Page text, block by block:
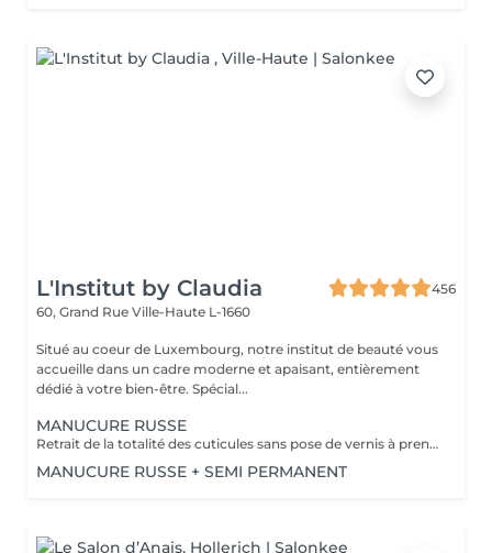
L'Institut by Claudia
456
60, Grand Rue Ville-Haute L-1660
Situé au coeur de Luxembourg, notre institut de beauté vous
accueille dans un cadre moderne et apaisant, entièrement
dédié à votre bien-être. Spécial...
MANUCURE RUSSE
Retrait de la totalité des cuticules sans pose de vernis à prendre en plus
MANUCURE RUSSE + SEMI PERMANENT